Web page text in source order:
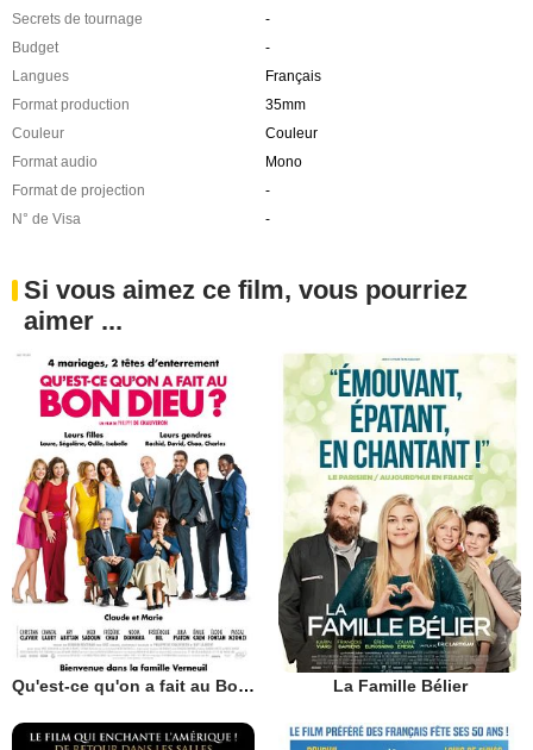
Secrets de tournage
-
Budget
-
Langues
Français
Format production
35mm
Couleur
Couleur
Format audio
Mono
Format de projection
-
N° de Visa
-
Si vous aimez ce film, vous pourriez
aimer ...
Qu'est-ce qu'on a fait au Bon Dieu? La Famille Bélier